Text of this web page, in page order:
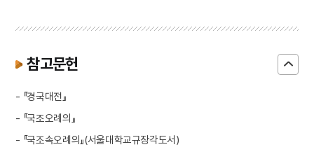
참고문헌
- 『경국대전』
- 『국조오례의』
- 『국조속오례의』(서울대학교규장각도서)